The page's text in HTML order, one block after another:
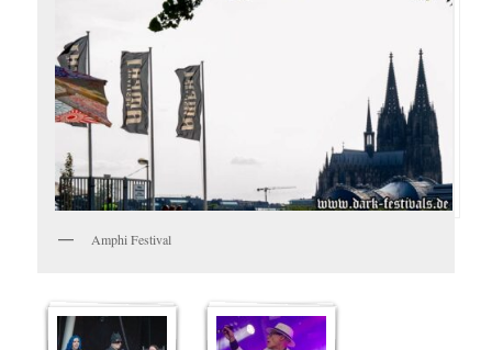
Amphi Festival